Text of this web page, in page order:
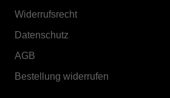
Widerrufsrecht
Datenschutz
AGB
Bestellung widerrufen